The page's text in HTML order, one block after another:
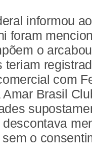
informou
foram
o
teriam
com
Brasil
o